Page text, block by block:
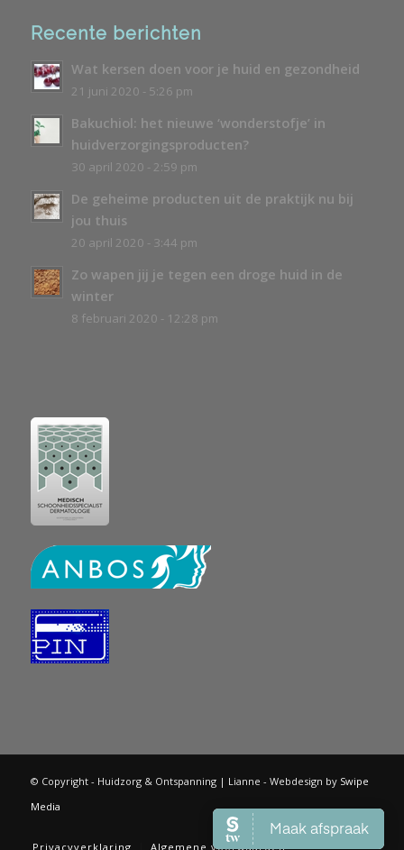
Recente berichten
Wat kersen doen voor je huid en gezondheid
21 juni 2020 - 5:26 pm
Bakuchiol: het nieuwe ‘wonderstofje’ in
huidverzorgingsproducten?
30 april 2020 - 2:59 pm
De geheime producten uit de praktijk nu bij
jou thuis
20 april 2020 - 3:44 pm
Zo wapen jij je tegen een droge huid in de
winter
8 februari 2020 - 12:28 pm
© Copyright - Huidzorg & Ontspanning | Lianne - Webdesign by Swipe
Media
Privacyverklaring Algemene voorwaarden